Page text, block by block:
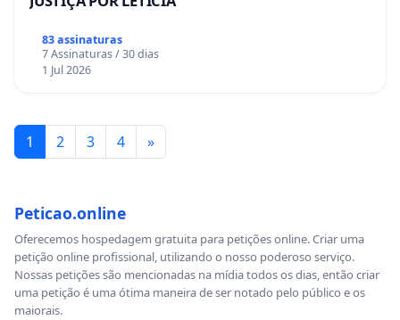
83 assinaturas
7 Assinaturas / 30 dias
1 Jul 2026
1 2 3 4 »
Peticao.online
Oferecemos hospedagem gratuita para petições online. Criar uma
petição online profissional, utilizando o nosso poderoso serviço.
Nossas petições são mencionadas na mídia todos os dias, então criar
uma petição é uma ótima maneira de ser notado pelo público e os
maiorais.